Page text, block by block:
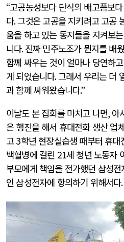
“고공농성보다 단식의 배고픔보
다.그것은 고공을 지키려고 고공
움을 하고 있는 동지들을 지켜보
니다.진짜 민주노조가 뭔지를 배
함께 싸우는 것이 얼마나 당연하
게 되었습니다.그래서 우리는 더
과 함께 싸워왔습니다.”
이날도 본 집회를 마치고 나면, 아
은 행진을 해서 휴대전화 생산 업
고3학년 현장실습생 때부터 휴
백혈병에 걸린 21세 청년 노동자
부모에게 책임을 전가했던 삼성
인 삼성전자에 항의하기 위해서다.